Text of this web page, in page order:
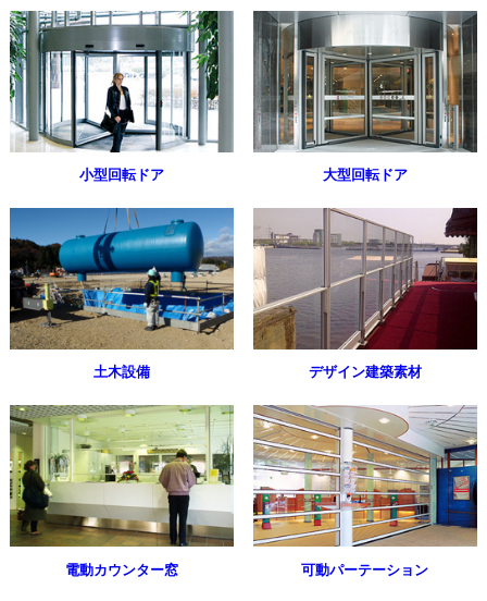
小型回転ドア 大型回転ドア
土木設備 デザイン建築素材
電動カウンター窓 可動パーテーション